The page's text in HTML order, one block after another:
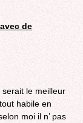
de
serait le meilleur
habile en
moi il n’ pas